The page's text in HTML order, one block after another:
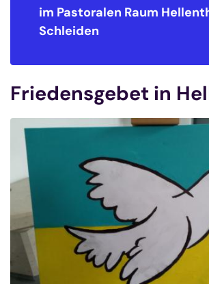
im Pastoralen Raum
Schleiden
Friedensgebet in